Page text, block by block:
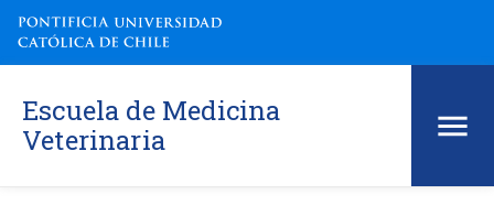
Escuela de Medicina
Veterinaria